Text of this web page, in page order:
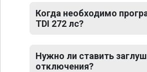
Когда необходимо
TDI 272 лс?
Нужно ли ставить
отключения?